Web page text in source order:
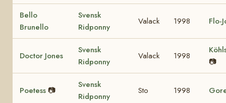
Bello
Brunello
Svensk
Ridponny
Valack 1998 Flo-
Doctor Jones
Svensk
Ridponny
Valack 1998
📷
Poetess 📷
Svensk
Ridponny
Sto 1998